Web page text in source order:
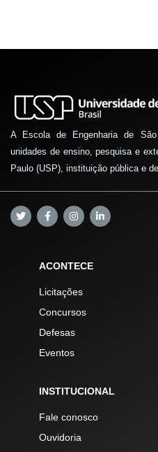
A Escola de Engenharia de
unidades de ensino, pesquisa e
Paulo (USP), instituição pública e de
ACONTECE
Licitações
Concursos
Defesas
Eventos
INSTITUCIONAL
Fale conosco
Ouvidoria